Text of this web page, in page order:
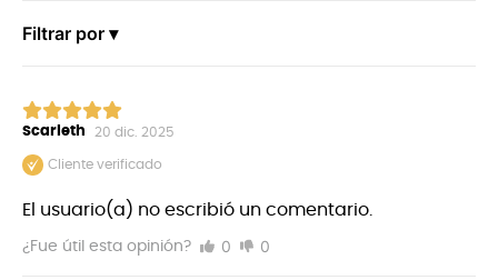
llama.
Filtrar por ▾
Scarleth 20 dic. 2025
Cliente verificado
El usuario(a) no escribió un comentario.
¿Fue útil esta opinión? 0 0